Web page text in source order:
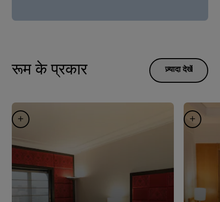
रूम के प्रकार ज़्यादा देखें